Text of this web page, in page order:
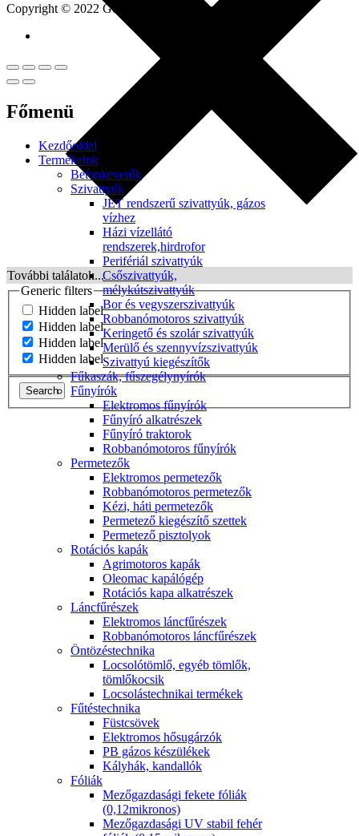
További találatok...
Generic filters
Hidden label
Hidden label
Hidden label
Hidden label
Search
Copyright © 2022 Golfker Kft. - Minden jog fenntartva!
Főmenü
Kezdőoldal
Termékeink
Betonkeverők
Szivattyúk
JET rendszerű szivattyúk, gázos
vízhez
Házi vízellátó
rendszerek,hirdrofor
Perifériál szivattyúk
Csőszivattyúk,
mélykútszivattyúk
Bor és vegyszerszivattyúk
Robbanómotoros szivattyúk
Keringető és szolár szivattyúk
Merülő és szennyvízszivattyúk
Szivattyú kiegészítők
Fűkaszák, fűszegélynyírók
Fűnyírók
Elektromos fűnyírók
Fűnyíró alkatrészek
Fűnyíró traktorok
Robbanómotoros fűnyírók
Permetezők
Elektromos permetezők
Robbanómotoros permetezők
Kézi, háti permetezők
Permetező kiegészítő szettek
Permetező pisztolyok
Rotációs kapák
Agrimotoros kapák
Oleomac kapálógép
Rotációs kapa alkatrészek
Láncfűrészek
Elektromos láncfűrészek
Robbanómotoros láncfűrészek
Öntözéstechnika
Locsolótömlő, egyéb tömlők,
tömlőkocsik
Locsolástechnikai termékek
Fűtéstechnika
Füstcsövek
Elektromos hősugárzók
PB gázos készülékek
Kályhák, kandallók
Fóliák
Mezőgazdasági fekete fóliák
(0,12mikronos)
Mezőgazdasági UV stabil fehér